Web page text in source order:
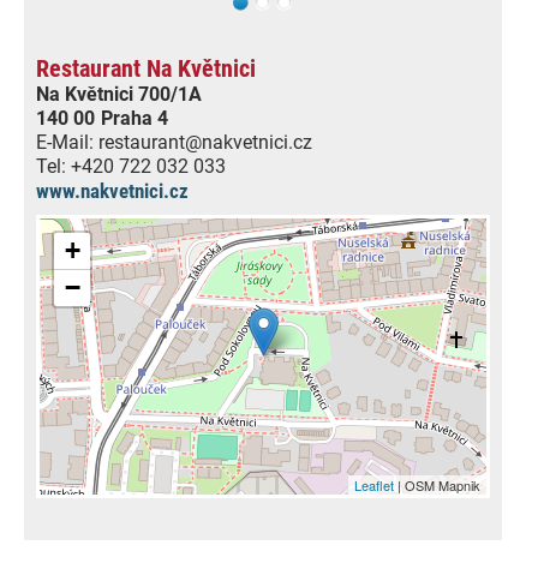
Restaurant Na Květnici
Na Květnici 700/1A
140 00 Praha 4
E-Mail: restaurant@nakvetnici.cz
Tel: +420 722 032 033
www.nakvetnici.cz
+
−
Leaflet | OSM Mapnik